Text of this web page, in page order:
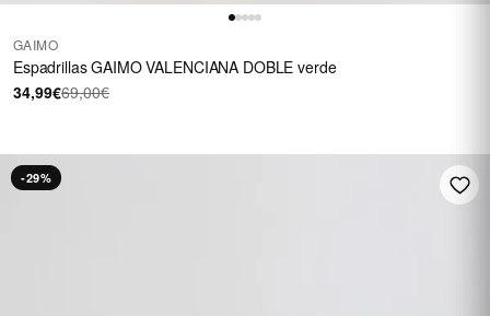
GAIMO
Espadrillas GAIMO VALENCIANA DOBLE verde
34,99€69,00€
-29%